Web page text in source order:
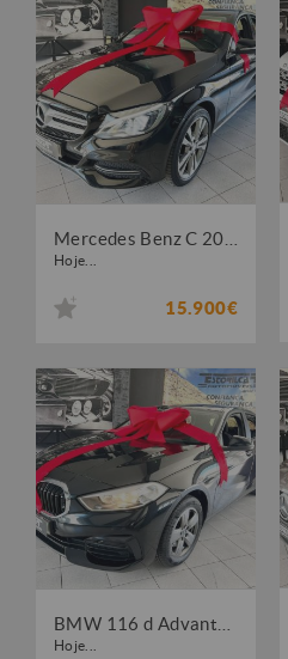
Hoje...
15.900€
Hoje...